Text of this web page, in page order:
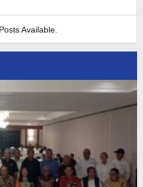
Available.